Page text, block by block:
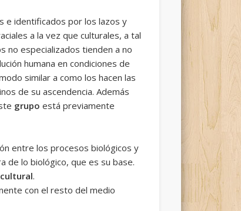
e identificados por los lazos y
a la vez que culturales, a tal
no especializados tienden a no
humana en condiciones de
similar a como los hacen las
de su ascendencia. Además
grupo está previamente
entre los procesos biológicos y
de lo biológico, que es su base.
cultural.
con el resto del medio